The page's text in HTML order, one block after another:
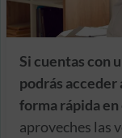
Si cuentas con
podrás acceder
forma rápida
aproveches las